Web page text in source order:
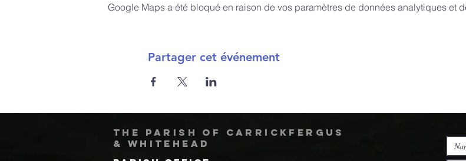
Google Maps a été bloqué en raison de vos paramètres de données analytiques et
Partager cet événement
The Parish of Carrickfergus
& Whitehead